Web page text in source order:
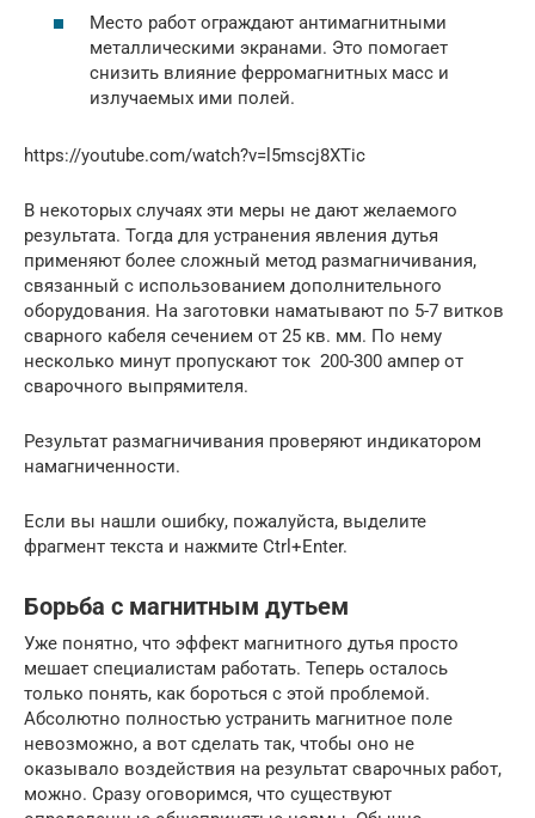
Место работ ограждают антимагнитными
металлическими экранами. Это помогает
снизить влияние ферромагнитных масс и
излучаемых ими полей.
https://youtube.com/watch?v=l5mscj8XTic
В некоторых случаях эти меры не дают желаемого
результата. Тогда для устранения явления дутья
применяют более сложный метод размагничивания,
связанный с использованием дополнительного
оборудования. На заготовки наматывают по 5-7 витков
сварного кабеля сечением от 25 кв. мм. По нему
несколько минут пропускают ток 200-300 ампер от
сварочного выпрямителя.
Результат размагничивания проверяют индикатором
намагниченности.
Если вы нашли ошибку, пожалуйста, выделите
фрагмент текста и нажмите Ctrl+Enter.
Борьба с магнитным дутьем
Уже понятно, что эффект магнитного дутья просто
мешает специалистам работать. Теперь осталось
только понять, как бороться с этой проблемой.
Абсолютно полностью устранить магнитное поле
невозможно, а вот сделать так, чтобы оно не
оказывало воздействия на результат сварочных работ,
можно. Сразу оговоримся, что существуют